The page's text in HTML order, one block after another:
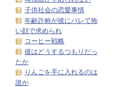
子供社会の恋愛事情
年齢詐称が彼にバレて怖
い顔で求められ
コーヒー戦略
彼はどうするつもりだっ
たか
りんごを手に入れるのは
誰か